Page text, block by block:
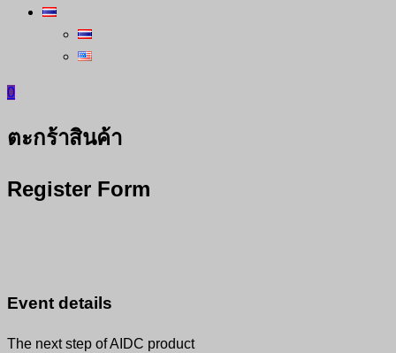
0
ตะกร้าสินค้า
Register Form
Event details
The next step of AIDC product